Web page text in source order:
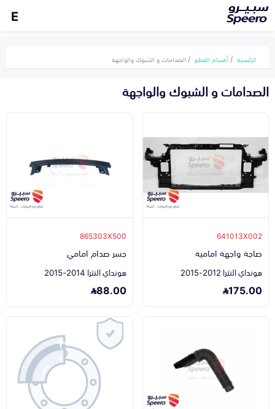
E
الرئيسية أقسام القطع الصدامات و الشبوك والواجهة
الصدامات و الشبوك والواجهة
641013X002
صاجة واجهة امامية
هونداي النترا 2012-2015
175.00
865303X500
جسر صدام امامي
هونداي النترا 2014-2015
88.00